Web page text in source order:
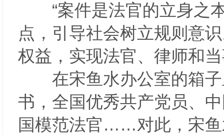
“案件是法官的立身之本
点，引导社会树立规则意
权益，实现法官、律师和
在宋鱼水办公室的箱子
书，全国优秀共产党员、
国模范法官……对此，宋鱼